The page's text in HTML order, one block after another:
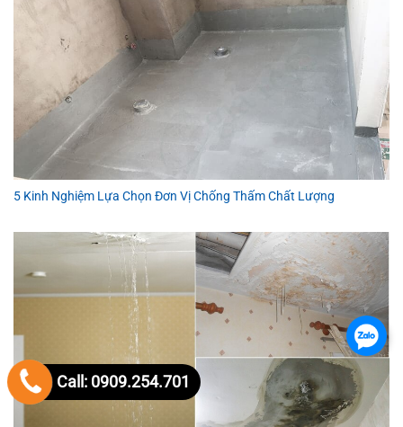
5 Kinh Nghiệm Lựa Chọn Đơn Vị Chống Thấm Chất Lượng
.
Call: 0909.254.701